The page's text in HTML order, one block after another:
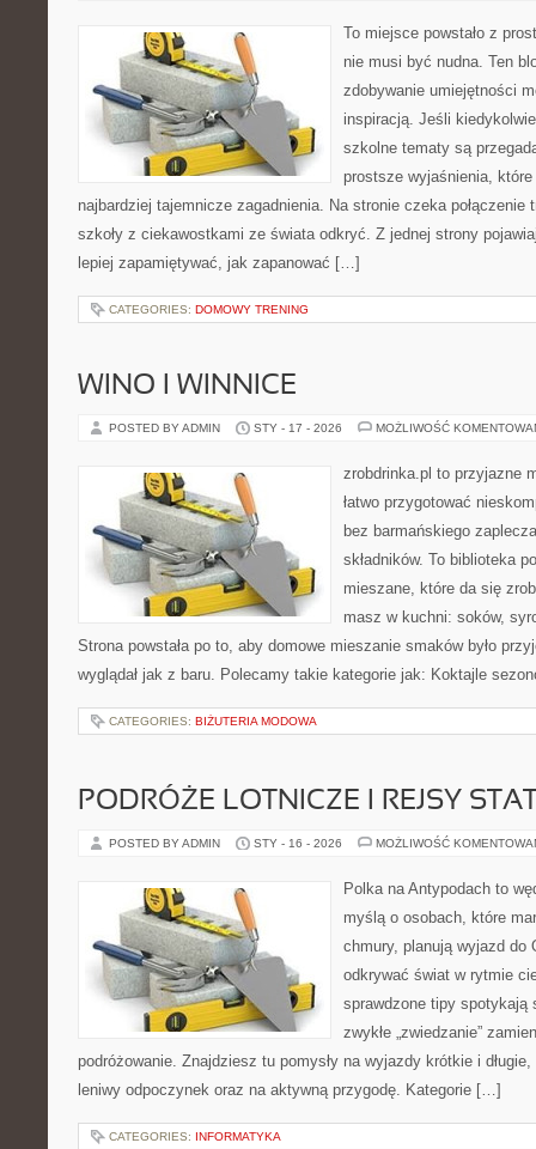
To miejsce powstało z
nie musi być nudna. Ten
zdobywanie umiejętności
inspiracją. Jeśli
szkolne tematy są
prostsze wyjaśnienia, które
najbardziej tajemnicze zagadnienia. Na stronie czeka połączenie
szkoły z ciekawostkami ze świata odkryć. Z jednej strony
lepiej zapamiętywać, jak zapanować […]
CATEGORIES: DOMOWY TRENING
WINO I WINNICE
POSTED BY ADMIN STY - 17 - 2026 MOŻLIWOŚĆ
zrobdrinka.pl to przyjazne
łatwo przygotować
bez barmańskiego
składników. To biblioteka
mieszane, które da się
masz w kuchni: soków,
Strona powstała po to, aby domowe mieszanie smaków było
wyglądał jak z baru. Polecamy takie kategorie jak: Koktajle
CATEGORIES: BIŻUTERIA MODOWA
PODRÓŻE LOTNICZE I REJSY
POSTED BY ADMIN STY - 16 - 2026 MOŻLIWOŚĆ
Polka na Antypodach to
myślą o osobach, które
chmury, planują wyjazd do
odkrywać świat w rytmie
sprawdzone tipy spotykają
zwykłe „zwiedzanie”
podróżowanie. Znajdziesz tu pomysły na wyjazdy krótkie i
leniwy odpoczynek oraz na aktywną przygodę. Kategorie […]
CATEGORIES: INFORMATYKA